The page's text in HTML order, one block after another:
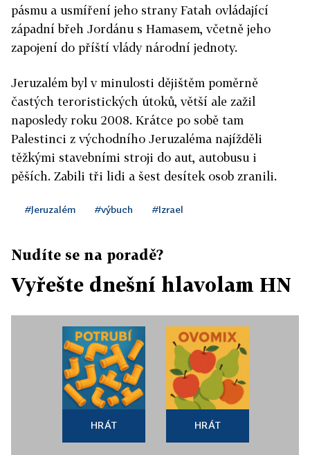
pásmu a usmíření jeho strany Fatah ovládající
západní břeh Jordánu s Hamasem, včetně jeho
zapojení do příští vlády národní jednoty.
Jeruzalém byl v minulosti dějištěm poměrně
častých teroristických útoků, větší ale zažil
naposledy roku 2008. Krátce po sobě tam
Palestinci z východního Jeruzaléma najížděli
těžkými stavebními stroji do aut, autobusu i
pěších. Zabili tři lidi a šest desítek osob zranili.
#Jeruzalém #výbuch #Izrael
Nudíte se na poradě?
Vyřešte dnešní hlavolam HN
HRÁT HRÁT